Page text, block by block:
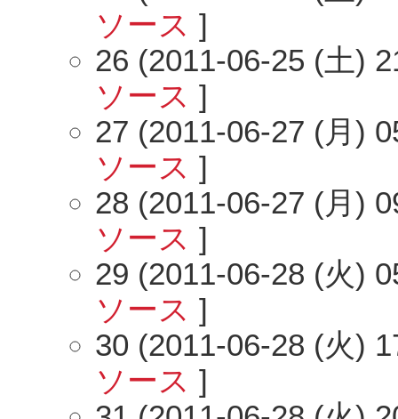
ソース ]
26 (2011-06-25 (土)
ソース ]
27 (2011-06-27 (月)
ソース ]
28 (2011-06-27 (月)
ソース ]
29 (2011-06-28 (火)
ソース ]
30 (2011-06-28 (火)
ソース ]